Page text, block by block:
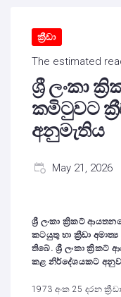
ක්‍රීඩා
The estimated
ශ්‍රී ලංකා
කමිටුවට
අනුමැතිය
May 21, 2026
ශ්‍රී ලංකා ක්‍රිකට්
කටයුතු හා ක්‍රීඩා
තිබේ. ශ්‍රී ලංකා ක්‍රිකට්
කළ නිර්දේශයකට
1973 අංක 25 දරන